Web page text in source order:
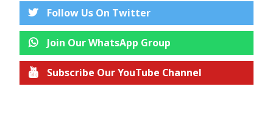
Follow Us On Twitter
Join Our WhatsApp Group
Subscribe Our YouTube Channel